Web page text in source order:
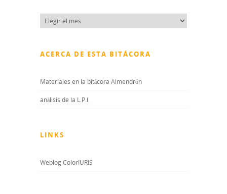
Entradas
del
ACERCA DE ESTA BITÁCORA
Materiales en la bitácora Almendrón
análisis de la L.P.I.
LINKS
Weblog ColorIURIS